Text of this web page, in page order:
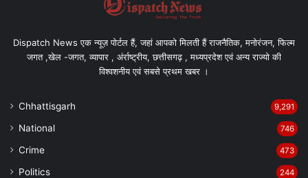
Dispatch News एक न्यूज़ पोर्टल हैं, जहां आपको मिलती हैं राजनैतिक, मनोरंजन, फिल्म
जगत ,खेल -जगत, व्यापार , अंर्राष्ट्रीय, छत्तीसगढ़ , मध्यप्रदेश एवं अन्य राज्यो की
विश्वशनीय एवं सबसे प्रथम खबर ।
Chhattisgarh 9,291
National 746
Crime 473
Politics 244